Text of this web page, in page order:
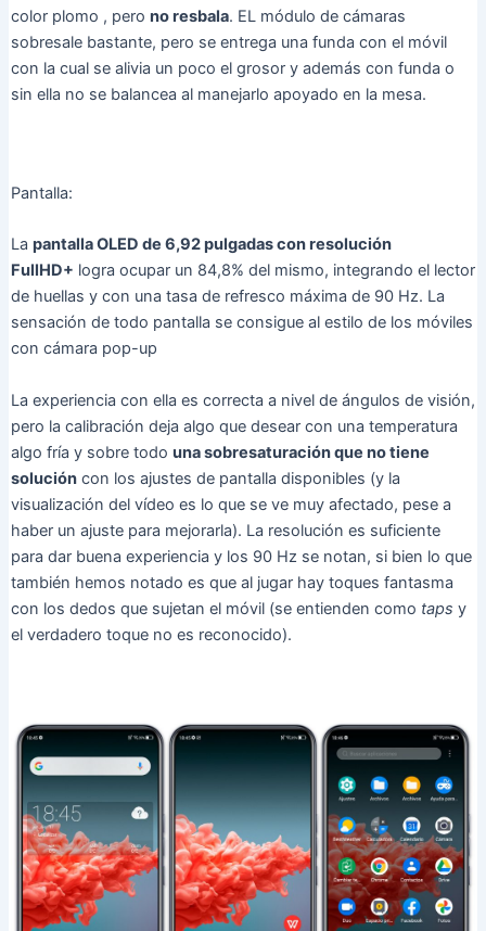
color plomo , pero no resbala. EL módulo de cámaras
sobresale bastante, pero se entrega una funda con el móvil
con la cual se alivia un poco el grosor y además con funda o
sin ella no se balancea al manejarlo apoyado en la mesa.
Pantalla:
La pantalla OLED de 6,92 pulgadas con resolución
FullHD+ logra ocupar un 84,8% del mismo, integrando el lector
de huellas y con una tasa de refresco máxima de 90 Hz. La
sensación de todo pantalla se consigue al estilo de los móviles
con cámara pop-up
La experiencia con ella es correcta a nivel de ángulos de visión,
pero la calibración deja algo que desear con una temperatura
algo fría y sobre todo una sobresaturación que no tiene
solución con los ajustes de pantalla disponibles (y la
visualización del vídeo es lo que se ve muy afectado, pese a
haber un ajuste para mejorarla). La resolución es suficiente
para dar buena experiencia y los 90 Hz se notan, si bien lo que
también hemos notado es que al jugar hay toques fantasma
con los dedos que sujetan el móvil (se entienden como taps y
el verdadero toque no es reconocido).